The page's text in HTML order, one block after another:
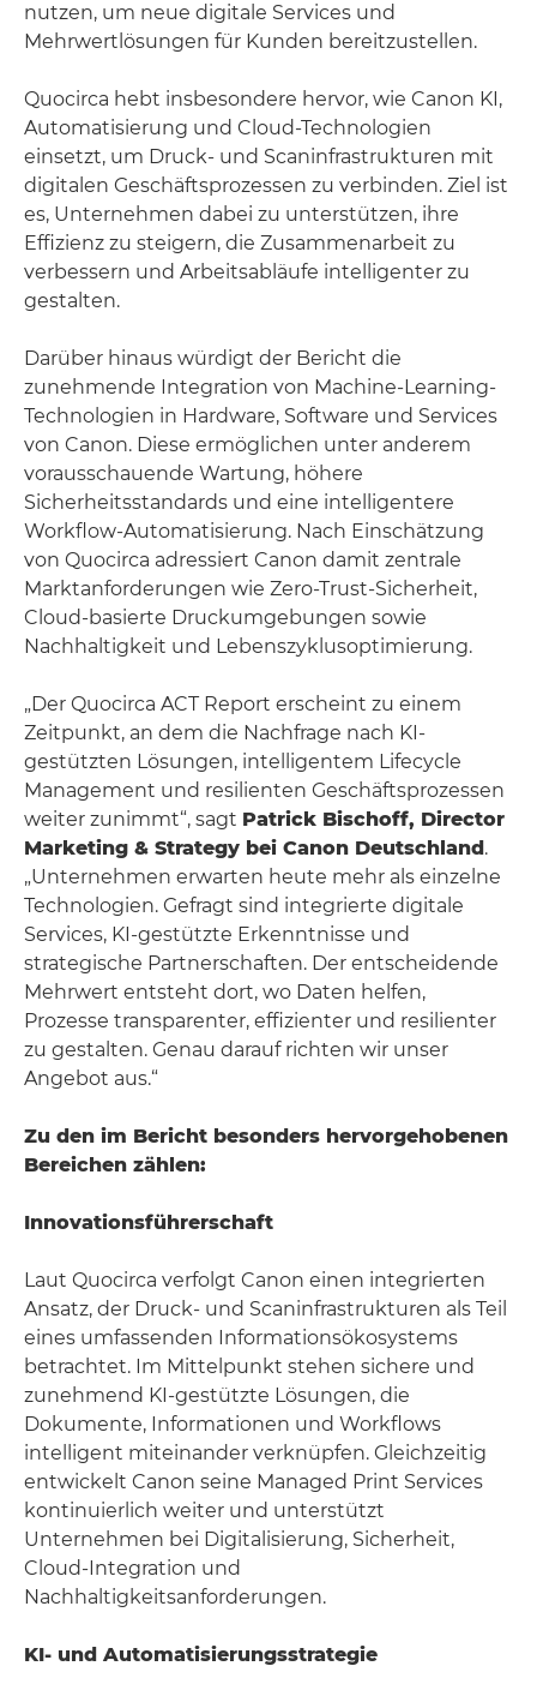
nutzen, um neue digitale Services und
Mehrwertlösungen für Kunden bereitzustellen.
Quocirca hebt insbesondere hervor, wie Canon KI,
Automatisierung und Cloud-Technologien
einsetzt, um Druck- und Scaninfrastrukturen mit
digitalen Geschäftsprozessen zu verbinden. Ziel ist
es, Unternehmen dabei zu unterstützen, ihre
Effizienz zu steigern, die Zusammenarbeit zu
verbessern und Arbeitsabläufe intelligenter zu
gestalten.
Darüber hinaus würdigt der Bericht die
zunehmende Integration von Machine-Learning-
Technologien in Hardware, Software und Services
von Canon. Diese ermöglichen unter anderem
vorausschauende Wartung, höhere
Sicherheitsstandards und eine intelligentere
Workflow-Automatisierung. Nach Einschätzung
von Quocirca adressiert Canon damit zentrale
Marktanforderungen wie Zero-Trust-Sicherheit,
Cloud-basierte Druckumgebungen sowie
Nachhaltigkeit und Lebenszyklusoptimierung.
„Der Quocirca ACT Report erscheint zu einem
Zeitpunkt, an dem die Nachfrage nach KI-
gestützten Lösungen, intelligentem Lifecycle
Management und resilienten Geschäftsprozessen
weiter zunimmt“, sagt Patrick Bischoff, Director
Marketing & Strategy bei Canon Deutschland.
„Unternehmen erwarten heute mehr als einzelne
Technologien. Gefragt sind integrierte digitale
Services, KI-gestützte Erkenntnisse und
strategische Partnerschaften. Der entscheidende
Mehrwert entsteht dort, wo Daten helfen,
Prozesse transparenter, effizienter und resilienter
zu gestalten. Genau darauf richten wir unser
Angebot aus.“
Zu den im Bericht besonders hervorgehobenen
Bereichen zählen:
Innovationsführerschaft
Laut Quocirca verfolgt Canon einen integrierten
Ansatz, der Druck- und Scaninfrastrukturen als Teil
eines umfassenden Informationsökosystems
betrachtet. Im Mittelpunkt stehen sichere und
zunehmend KI-gestützte Lösungen, die
Dokumente, Informationen und Workflows
intelligent miteinander verknüpfen. Gleichzeitig
entwickelt Canon seine Managed Print Services
kontinuierlich weiter und unterstützt
Unternehmen bei Digitalisierung, Sicherheit,
Cloud-Integration und
Nachhaltigkeitsanforderungen.
KI- und Automatisierungsstrategie